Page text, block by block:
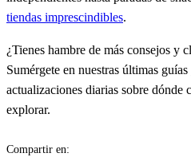
tiendas imprescindibles.
¿Tienes hambre de más consejos y
Sumérgete en nuestras últimas
actualizaciones diarias sobre dónde
explorar.
Compartir en: